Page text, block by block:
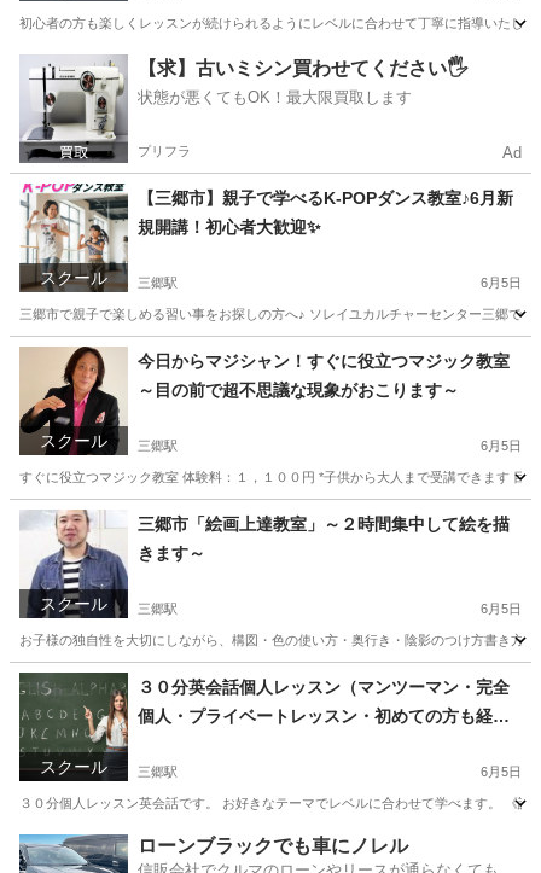
初心者の方も楽しくレッスンが続けられるようにレベルに合わせて丁寧に指導いた
埼玉 三郷市 三郷駅 ピアノ クラス
【求】古いミシン買わせてください🖐️
状態が悪くてもOK！最大限買取します
プリフラ Ad
スクール
【三郷市】親子で学べるK-POPダンス教室♪6月新
規開講！初心者大歓迎✨
三郷駅 6月5日
三郷市で親子で楽しめる習い事をお探しの方へ♪ ソレイユカルチャーセンター三郷で
埼玉 三郷市 三郷駅 ダンス 親子
スクール
今日からマジシャン！すぐに役立つマジック教室
～目の前で超不思議な現象がおこります～
三郷駅 6月5日
すぐに役立つマジック教室 体験料：１，１００円 *子供から大人まで受講できます
埼玉 三郷市 三郷駅 その他 埼玉 三郷市 三郷中央駅
その他 マジシャン
スクール
三郷市「絵画上達教室」～２時間集中して絵を描
きます～
三郷駅 6月5日
お子様の独自性を大切にしながら、構図・色の使い方・奥行き・陰影のつけ方書き
埼玉 三郷市 三郷駅 絵画
スクール
３０分英会話個人レッスン（マンツーマン・完全
個人・プライベートレッスン・初めての方も経験
三郷駅 6月5日
３０分個人レッスン英会話です。 お好きなテーマでレベルに合わせて学べます。
埼玉 三郷市 三郷駅 英会話 個人
ローンブラックでも車にノレル